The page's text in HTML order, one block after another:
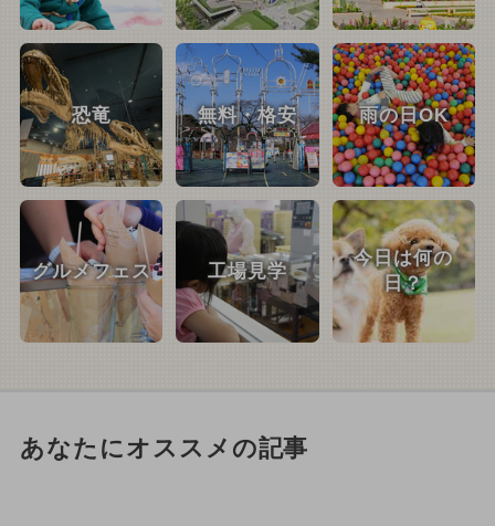
恐竜 無料・格安 雨の日OK
グルメフェス 工場見学
今日は何の
日？
あなたにオススメの記事